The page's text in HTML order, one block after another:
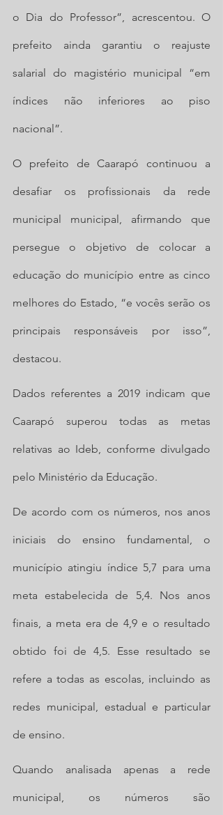
o Dia do Professor”, acrescentou. O
prefeito ainda garantiu o reajuste
salarial do magistério municipal “em
índices não inferiores ao piso
nacional”.
O prefeito de Caarapó continuou a
desafiar os profissionais da rede
municipal municipal, afirmando que
persegue o objetivo de colocar a
educação do município entre as cinco
melhores do Estado, “e vocês serão os
principais responsáveis por isso”,
destacou.
Dados referentes a 2019 indicam que
Caarapó superou todas as metas
relativas ao Ideb, conforme divulgado
pelo Ministério da Educação.
De acordo com os números, nos anos
iniciais do ensino fundamental, o
município atingiu índice 5,7 para uma
meta estabelecida de 5,4. Nos anos
finais, a meta era de 4,9 e o resultado
obtido foi de 4,5. Esse resultado se
refere a todas as escolas, incluindo as
redes municipal, estadual e particular
de ensino.
Quando analisada apenas a rede
municipal, os números são